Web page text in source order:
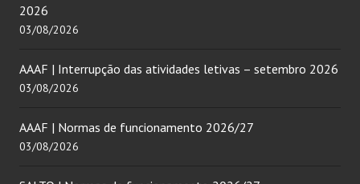
2026
03/08/2026
AAAF | Interrupção das atividades letivas – setembro 2026
03/08/2026
AAAF | Normas de funcionamento 2026/27
03/08/2026